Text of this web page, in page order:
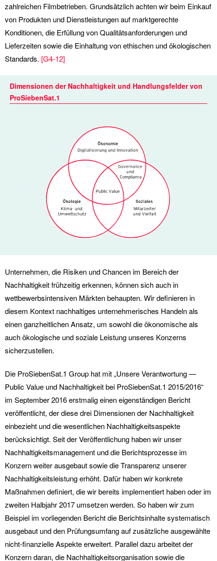
zahlreichen Filmbetrieben. Grundsätzlich achten wir beim Einkauf
von Produkten und Dienstleistungen auf marktgerechte
Konditionen, die Erfüllung von Qualitätsanforderungen und
Lieferzeiten sowie die Einhaltung von ethischen und ökologischen
Standards. [G4-12]
Dimensionen der Nachhaltigkeit und Handlungsfelder von
ProSiebenSat.1
Unternehmen, die Risiken und Chancen im Bereich der
Nachhaltigkeit frühzeitig erkennen, können sich auch in
wettbewerbsintensiven Märkten behaupten. Wir definieren in
diesem Kontext nachhaltiges unternehmerisches Handeln als
einen ganzheitlichen Ansatz, um sowohl die ökonomische als
auch ökologische und soziale Leistung unseres Konzerns
sicherzustellen.
Die ProSiebenSat.1 Group hat mit „Unsere Verantwortung —
Public Value und Nachhaltigkeit bei ProSiebenSat.1 2015/2016“
im September 2016 erstmalig einen eigenständigen Bericht
veröffentlicht, der diese drei Dimensionen der Nachhaltigkeit
einbezieht und die wesentlichen Nachhaltigkeitsaspekte
berücksichtigt. Seit der Veröffentlichung haben wir unser
Nachhaltigkeitsmanagement und die Berichtsprozesse im
Konzern weiter ausgebaut sowie die Transparenz unserer
Nachhaltigkeitsleistung erhöht. Dafür haben wir konkrete
Maßnahmen definiert, die wir bereits implementiert haben oder im
zweiten Halbjahr 2017 umsetzen werden. So haben wir zum
Beispiel im vorliegenden Bericht die Berichtsinhalte systematisch
ausgebaut und den Prüfungsumfang auf zusätzliche ausgewählte
nicht-finanzielle Aspekte erweitert. Parallel dazu arbeitet der
Konzern daran, die Nachhaltigkeitsorganisation sowie die